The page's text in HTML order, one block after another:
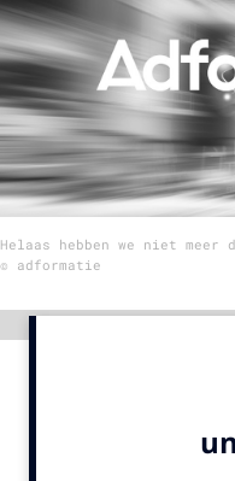
Menu
Home
9 sept: GenAI-training
12 nov: MarketingLive!
Adverteren
Events
Helaas hebben we niet
© adformatie